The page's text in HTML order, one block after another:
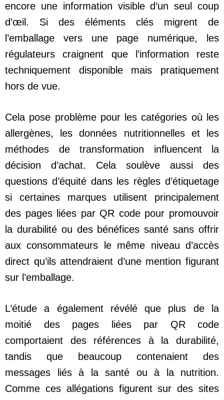
encore une information visible d’un seul coup
d’œil. Si des éléments clés migrent de
l’emballage vers une page numérique, les
régulateurs craignent que l’information reste
techniquement disponible mais pratiquement
hors de vue.
Cela pose problème pour les catégories où les
allergènes, les données nutritionnelles et les
méthodes de transformation influencent la
décision d’achat. Cela soulève aussi des
questions d’équité dans les règles d’étiquetage
si certaines marques utilisent principalement
des pages liées par QR code pour promouvoir
la durabilité ou des bénéfices santé sans offrir
aux consommateurs le même niveau d’accès
direct qu’ils attendraient d’une mention figurant
sur l’emballage.
L’étude a également révélé que plus de la
moitié des pages liées par QR code
comportaient des références à la durabilité,
tandis que beaucoup contenaient des
messages liés à la santé ou à la nutrition.
Comme ces allégations figurent sur des sites